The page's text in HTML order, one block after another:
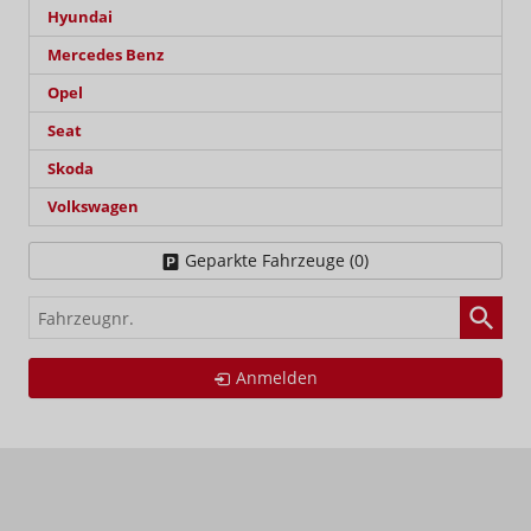
Hyundai
Mercedes Benz
Opel
Seat
Skoda
Volkswagen
Geparkte Fahrzeuge (0)
Fahrzeugnr.
Anmelden